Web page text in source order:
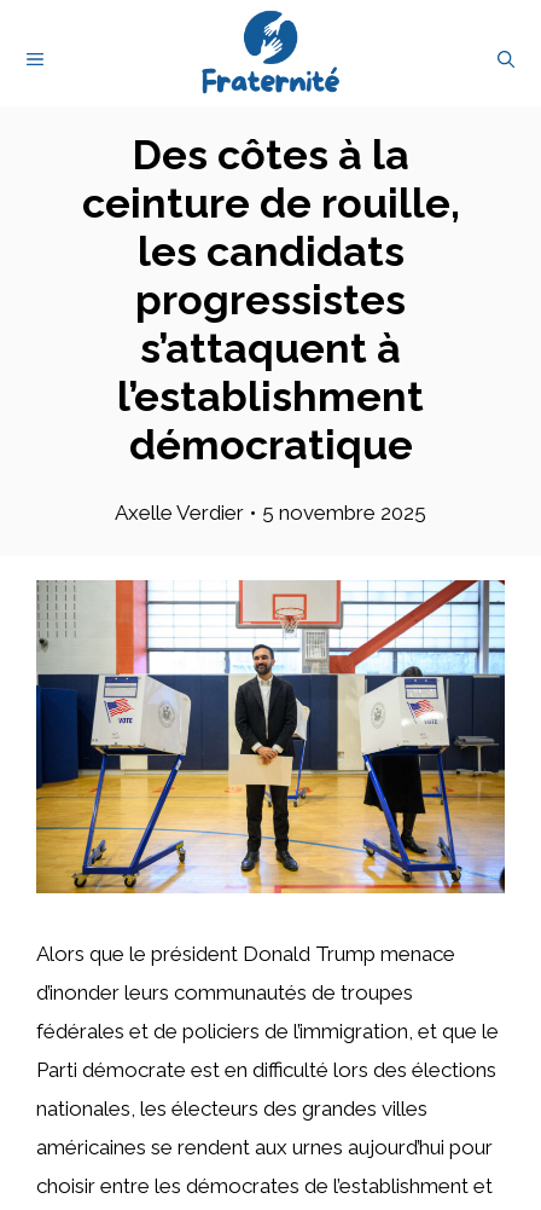
MENU
Des côtes à la
ceinture de rouille,
les candidats
progressistes
s’attaquent à
l’establishment
démocratique
Axelle Verdier • 5 novembre 2025
Alors que le président Donald Trump menace
d’inonder leurs communautés de troupes
fédérales et de policiers de l’immigration, et que le
Parti démocrate est en difficulté lors des élections
nationales, les électeurs des grandes villes
américaines se rendent aux urnes aujourd’hui pour
choisir entre les démocrates de l’establishment et